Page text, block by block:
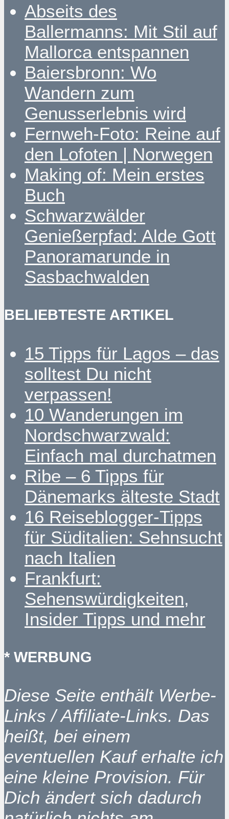
Abseits des
Ballermanns: Mit Stil auf
Mallorca entspannen
Baiersbronn: Wo
Wandern zum
Genusserlebnis wird
Fernweh-Foto: Reine auf
den Lofoten | Norwegen
Making of: Mein erstes
Buch
Schwarzwälder
Genießerpfad: Alde Gott
Panoramarunde in
Sasbachwalden
BELIEBTESTE ARTIKEL
15 Tipps für Lagos – das
solltest Du nicht
verpassen!
10 Wanderungen im
Nordschwarzwald:
Einfach mal durchatmen
Ribe – 6 Tipps für
Dänemarks älteste Stadt
16 Reiseblogger-Tipps
für Süditalien: Sehnsucht
nach Italien
Frankfurt:
Sehenswürdigkeiten,
Insider Tipps und mehr
* WERBUNG
Diese Seite enthält Werbe-
Links / Affiliate-Links. Das
heißt, bei einem
eventuellen Kauf erhalte ich
eine kleine Provision. Für
Dich ändert sich dadurch